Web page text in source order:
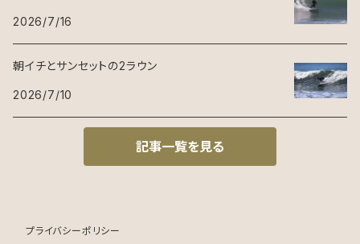
2026/7/16
朝イチとサンセットの2ラウン
2026/7/10
記事一覧を見る
プライバシーポリシー